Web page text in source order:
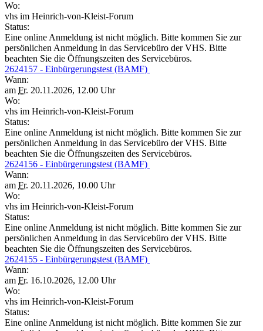
Wo:
vhs im Heinrich-von-Kleist-Forum
Status:
Eine online Anmeldung ist nicht möglich. Bitte kommen Sie zur
persönlichen Anmeldung in das Servicebüro der VHS. Bitte
beachten Sie die Öffnungszeiten des Servicebüros.
2624157 - Einbürgerungstest (BAMF)
Wann:
am Fr. 20.11.2026, 12.00 Uhr
Wo:
vhs im Heinrich-von-Kleist-Forum
Status:
Eine online Anmeldung ist nicht möglich. Bitte kommen Sie zur
persönlichen Anmeldung in das Servicebüro der VHS. Bitte
beachten Sie die Öffnungszeiten des Servicebüros.
2624156 - Einbürgerungstest (BAMF)
Wann:
am Fr. 20.11.2026, 10.00 Uhr
Wo:
vhs im Heinrich-von-Kleist-Forum
Status:
Eine online Anmeldung ist nicht möglich. Bitte kommen Sie zur
persönlichen Anmeldung in das Servicebüro der VHS. Bitte
beachten Sie die Öffnungszeiten des Servicebüros.
2624155 - Einbürgerungstest (BAMF)
Wann:
am Fr. 16.10.2026, 12.00 Uhr
Wo:
vhs im Heinrich-von-Kleist-Forum
Status:
Eine online Anmeldung ist nicht möglich. Bitte kommen Sie zur